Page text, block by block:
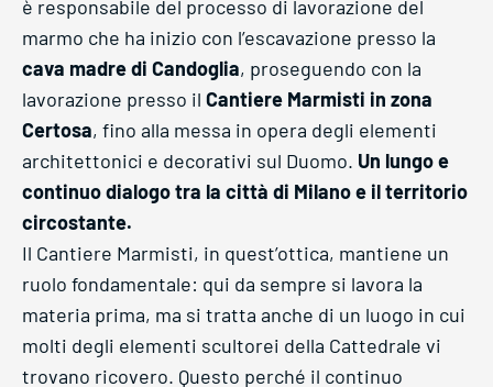
è responsabile del processo di lavorazione del
marmo che ha inizio con l’escavazione presso la
cava madre di Candoglia, proseguendo con la
lavorazione presso il Cantiere Marmisti in zona
Certosa, fino alla messa in opera degli elementi
architettonici e decorativi sul Duomo. Un lungo e
continuo dialogo tra la città di Milano e il territorio
circostante.
Il Cantiere Marmisti, in quest’ottica, mantiene un
ruolo fondamentale: qui da sempre si lavora la
materia prima, ma si tratta anche di un luogo in cui
molti degli elementi scultorei della Cattedrale vi
trovano ricovero. Questo perché il continuo